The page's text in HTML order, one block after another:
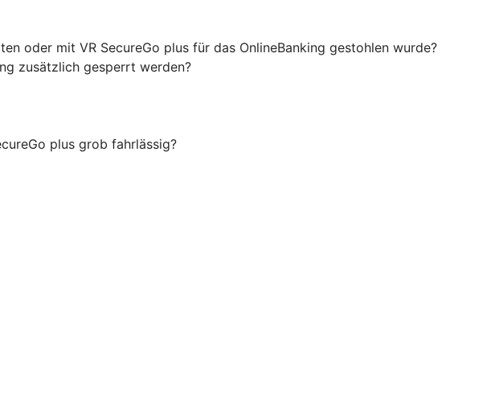
oder mit VR SecureGo plus für das OnlineBanking gestohlen wurde?
zusätzlich gesperrt werden?
plus grob fahrlässig?